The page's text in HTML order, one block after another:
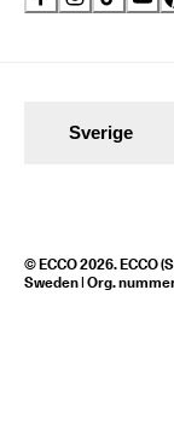
© ECCO 2026. ECCO
Sweden | Org.
Sverige